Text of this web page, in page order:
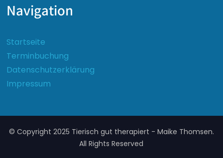
Navigation
Startseite
Terminbuchung
Datenschutzerklärung
Impressum
© Copyright 2025 Tierisch gut therapiert - Maike Thomsen.
All Rights Reserved